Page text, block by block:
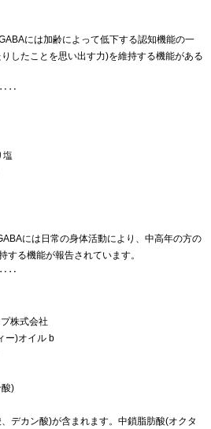
には加齢によって低下する認知機能の一
したことを思い出す力)を維持する機能がある
塩
には日常の身体活動により、中高年の方の
する機能が報告されています。
株式会社
ー)オイル b
)
デカン酸)が含まれます。中鎖脂肪酸(オクタ